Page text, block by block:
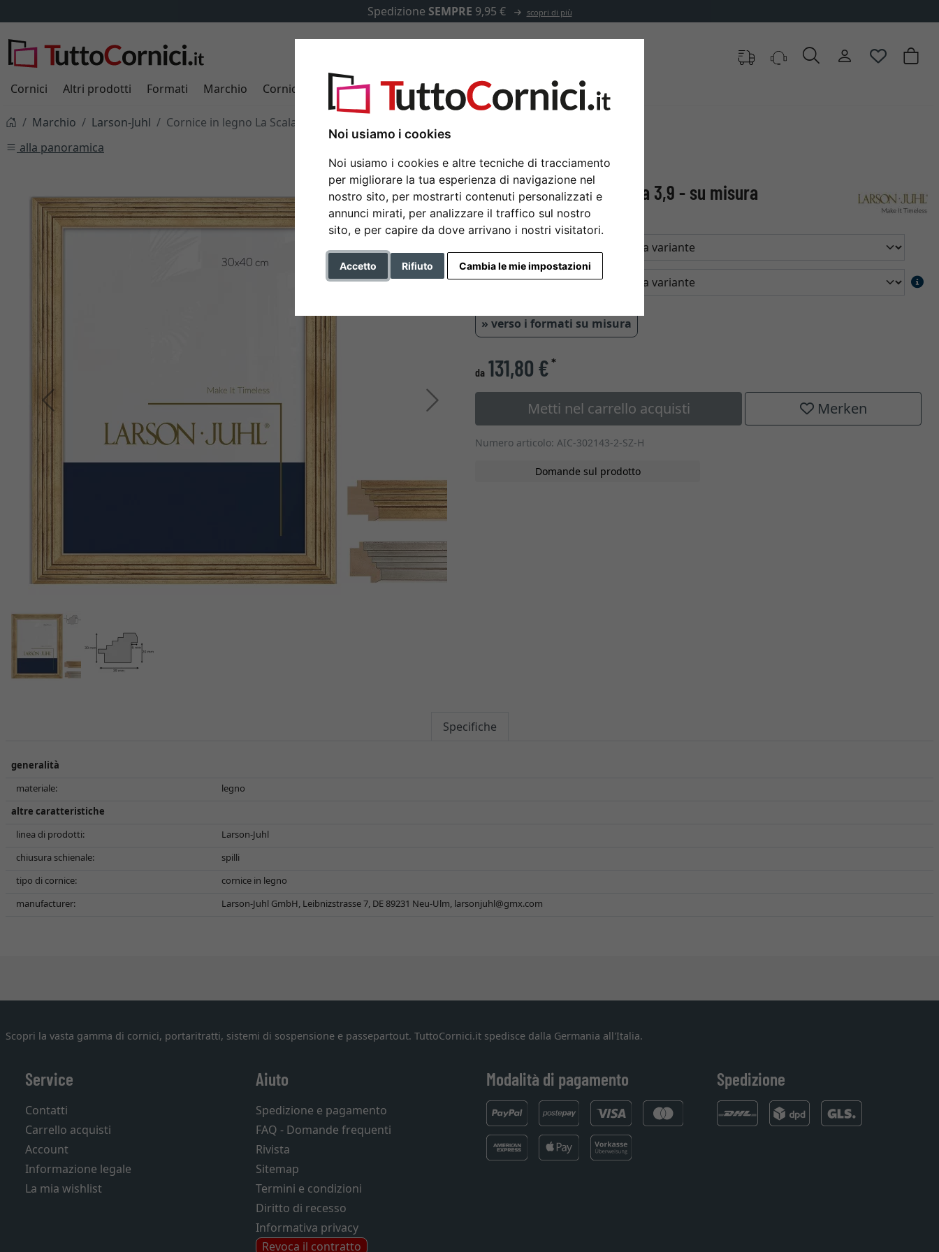
Noi usiamo i cookies
Noi usiamo i cookies e altre tecniche di tracciamento
per migliorare la tua esperienza di navigazione nel
nostro sito, per mostrarti contenuti personalizzati e
annunci mirati, per analizzare il traffico sul nostro
sito, e per capire da dove arrivano i nostri visitatori.
Accetto Rifiuto Cambia le mie impostazioni
Spedizione SEMPRE 9,95 € scopri di più
Cornici Altri prodotti Formati Marchio Cornici su misura Passepartout Accessori
Marchio Larson-Juhl
Cornice in legno La Scala 3,9 - su misura
alla panoramica
Indietro Avanti
Cornice in legno La Scala 3,9 - su misura
Tipo di vetro
» verso i formati su misura
da 131,80 €*
Metti nel carrello acquisti Merken
Numero articolo: AIC-302143-2-SZ-H
Domande sul prodotto
Specifiche
generalità
materiale:
legno
altre caratteristiche
linea di prodotti:
Larson-Juhl
chiusura schienale:
spilli
tipo di cornice:
cornice in legno
manufacturer:
Larson-Juhl GmbH, Leibnizstrasse 7, DE 89231 Neu-Ulm, larsonjuhl@gmx.com
Scopri la vasta gamma di cornici, portaritratti, sistemi di sospensione e passepartout. TuttoCornici.it spedisce dalla Germania all'Italia.
Service
Contatti
Carrello acquisti
Account
Informazione legale
La mia wishlist
Aiuto
Spedizione e pagamento
FAQ - Domande frequenti
Rivista
Sitemap
Termini e condizioni
Diritto di recesso
Informativa privacy
Revoca il contratto
Modalità di pagamento Spedizione